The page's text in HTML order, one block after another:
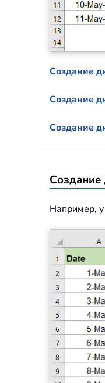
Создание
Создание
Создание
Создание
Например,